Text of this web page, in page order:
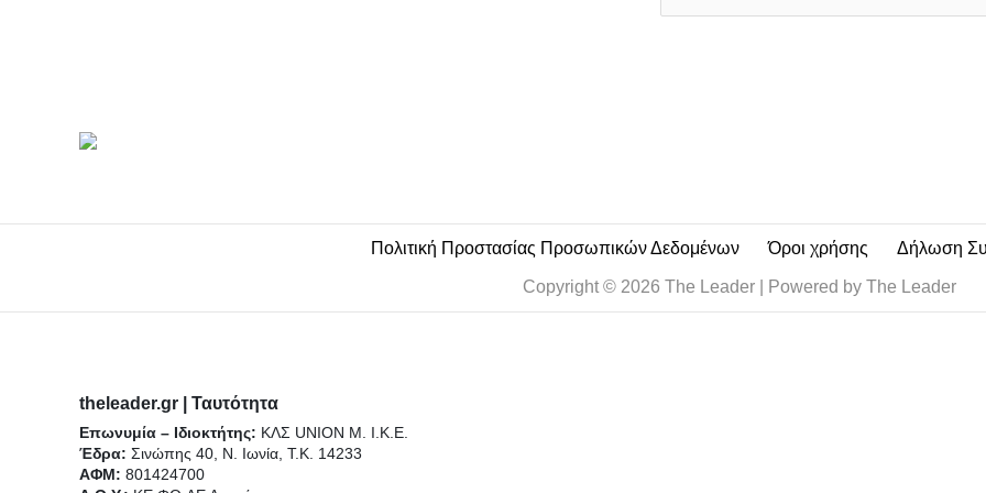
Πολιτική Προστασίας Προσωπικών Δεδομένων Όροι χρήσης Δήλωση
Copyright © 2026 The Leader | Powered by The Leader
theleader.gr | Ταυτότητα
Επωνυμία – Ιδιοκτήτης: ΚΛΣ UNION Μ. Ι.Κ.Ε.
Έδρα: Σινώπης 40, Ν. Ιωνία, Τ.Κ. 14233
ΑΦΜ: 801424700